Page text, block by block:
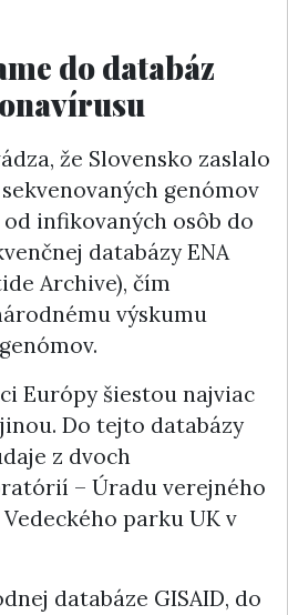
do databáz
že Slovensko zaslalo
genómov
od infikovaných osôb do
databázy ENA
Archive), čím
výskumu
Európy šiestou najviac
Do tejto databázy
z dvoch
– Úradu verejného
parku UK v
databáze GISAID, do